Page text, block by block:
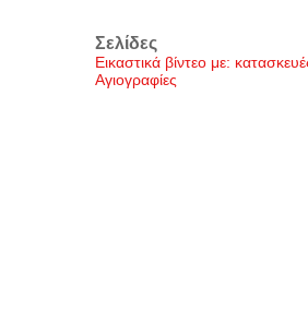
Σελίδες
Εικαστικά βίντεο με:
Αγιογραφίες